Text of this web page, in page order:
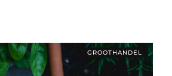
GROOTHANDEL